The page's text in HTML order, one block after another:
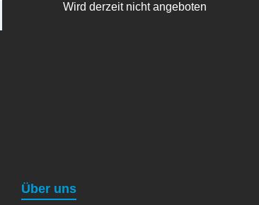
Wird derzeit nicht angeboten
Über uns